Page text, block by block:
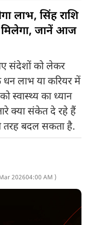
लाभ, सिंह राशि
जानें आज
संदेशों को लेकर
लाभ या करियर में
का ध्यान
क्या संकेत दे रहे हैं
तरह बदल सकता है.
202604:00 AM )